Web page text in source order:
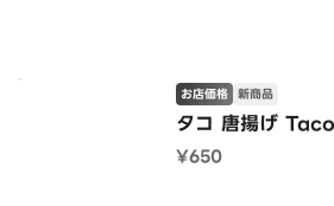
タコ 唐揚げ
お店価格 新商品
¥650